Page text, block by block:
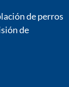
de perros
de